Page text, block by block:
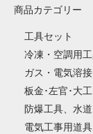
商品カテゴリー
工具セット
冷凍・空調用
ガス・電気溶
板金･左官･大
防爆工具、水
電気工事用道